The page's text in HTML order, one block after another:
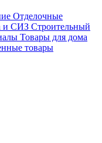
Отделочные
и СИЗ Строительный
Товары для дома
товары